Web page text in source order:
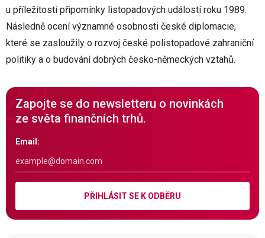
u příležitosti připomínky listopadových událostí roku 1989.
Následně ocení významné osobnosti české diplomacie,
které se zasloužily o rozvoj české polistopadové zahraniční
politiky a o budování dobrých česko-německých vztahů.
Zapojte se do newsletteru o novinkách
ze světa finančních trhů.
Email:
PŘIHLÁSIT SE K ODBĚRU